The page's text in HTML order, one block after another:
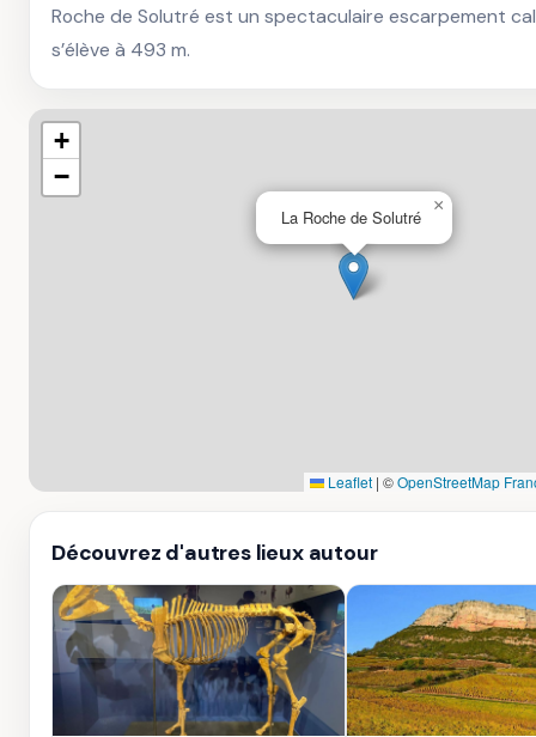
Roche de Solutré est un spectaculaire escarpement
s’élève à 493 m.
La Roche de Solutré
×
+
−
Leaflet | ©OpenStreetMap
Découvrez d'autres lieux autour